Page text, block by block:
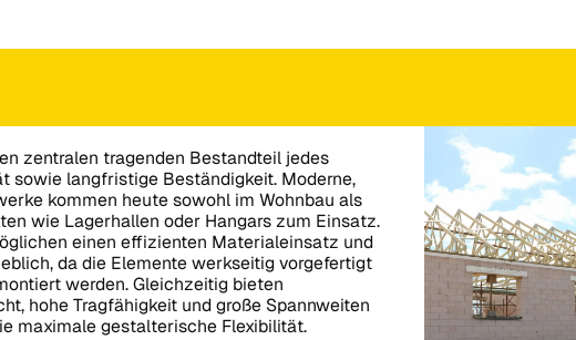
zentralen tragenden Bestandteil jedes
sowie langfristige Beständigkeit. Moderne,
kommen heute sowohl im Wohnbau als
wie Lagerhallen oder Hangars zum Einsatz.
einen effizienten Materialeinsatz und
da die Elemente werkseitig vorgefertigt
werden. Gleichzeitig bieten
hohe Tragfähigkeit und große Spannweiten
maximale gestalterische Flexibilität.